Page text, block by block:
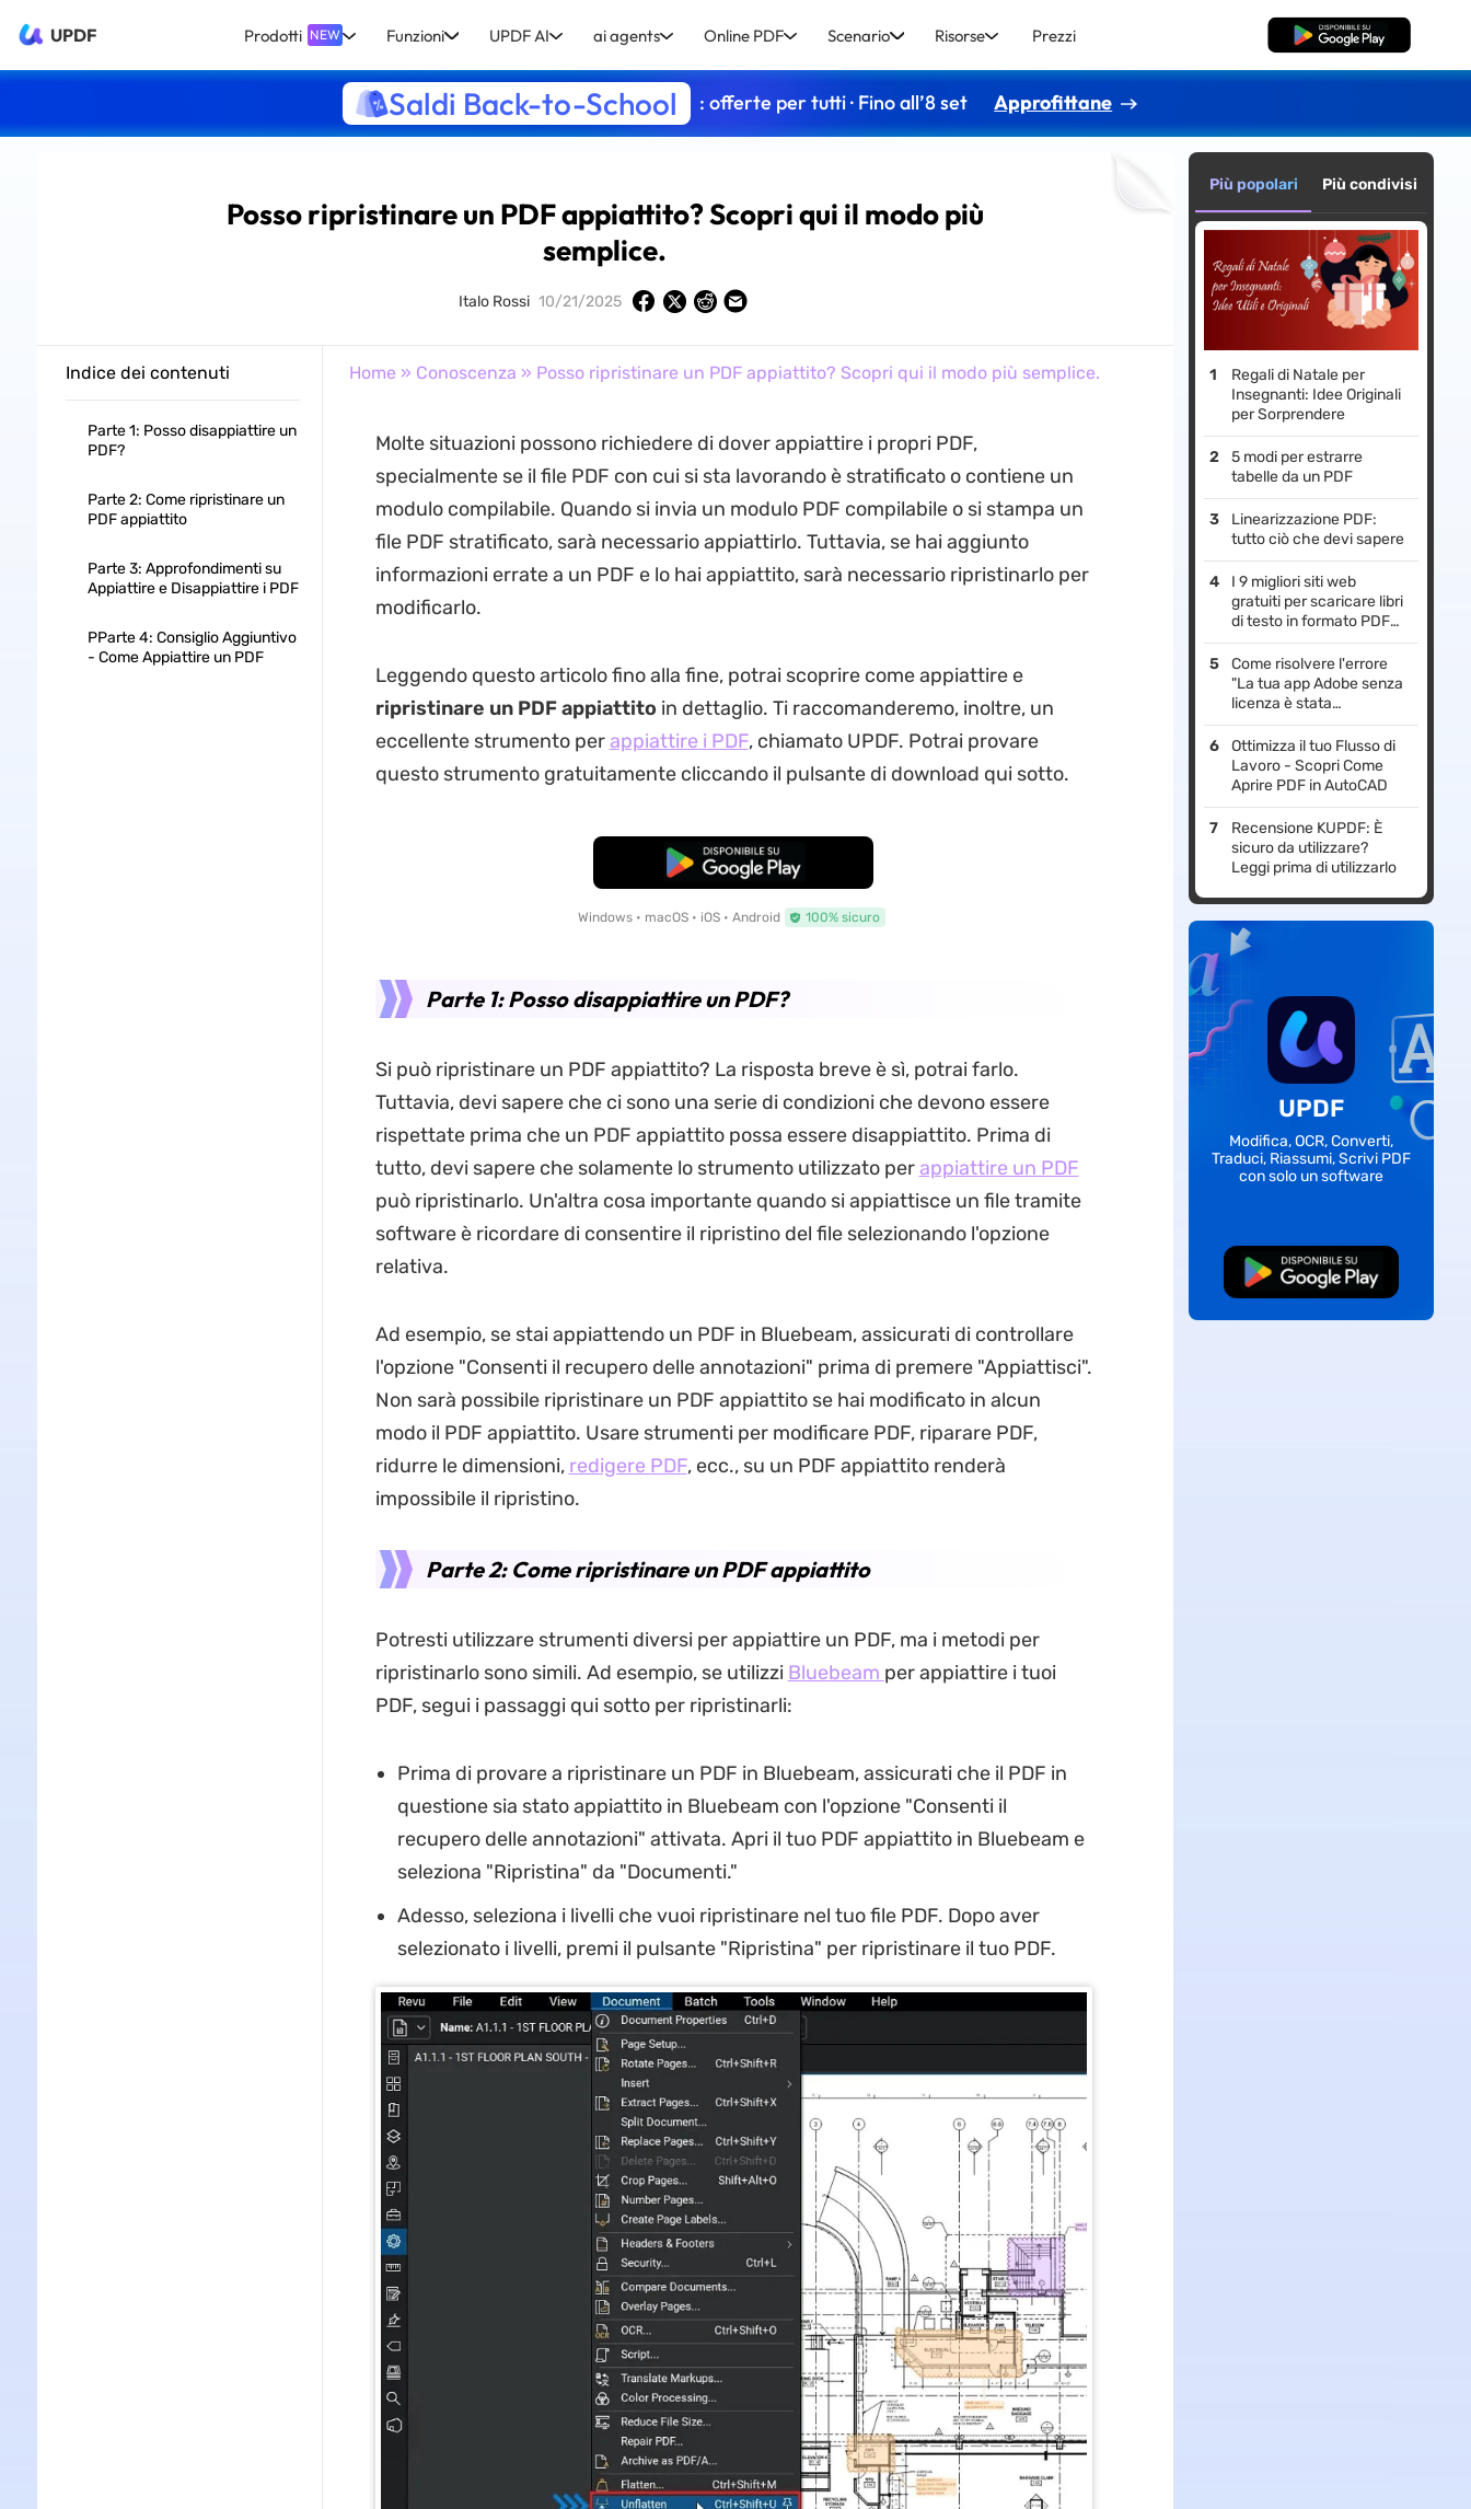
UPDF Prodotti NEW Funzioni UPDF AI ai agents Online PDF Scenario Risorse Prezzi Download Gratis
Saldi Back-to-School : offerte per tutti · Fino all’8 set Approfittane
Posso ripristinare un PDF appiattito? Scopri qui il modo più
semplice.
Italo Rossi 10/21/2025
Indice dei contenuti
Parte 1: Posso disappiattire un
PDF?
Parte 2: Come ripristinare un
PDF appiattito
Parte 3: Approfondimenti su
Appiattire e Disappiattire i PDF
PParte 4: Consiglio Aggiuntivo
- Come Appiattire un PDF
Home » Conoscenza » Posso ripristinare un PDF appiattito? Scopri qui il modo più semplice.
Molte situazioni possono richiedere di dover appiattire i propri PDF,
specialmente se il file PDF con cui si sta lavorando è stratificato o contiene un
modulo compilabile. Quando si invia un modulo PDF compilabile o si stampa un
file PDF stratificato, sarà necessario appiattirlo. Tuttavia, se hai aggiunto
informazioni errate a un PDF e lo hai appiattito, sarà necessario ripristinarlo per
modificarlo.
Leggendo questo articolo fino alla fine, potrai scoprire come appiattire e
ripristinare un PDF appiattito in dettaglio. Ti raccomanderemo, inoltre, un
eccellente strumento perappiattire i PDF, chiamato UPDF. Potrai provare
questo strumento gratuitamente cliccando il pulsante di download qui sotto.
Download Gratis
Windows • macOS • iOS • Android 100% sicuro
Parte 1: Posso disappiattire un PDF?
Si può ripristinare un PDF appiattito? La risposta breve è sì, potrai farlo.
Tuttavia, devi sapere che ci sono una serie di condizioni che devono essere
rispettate prima che un PDF appiattito possa essere disappiattito. Prima di
tutto, devi sapere che solamente lo strumento utilizzato perappiattire un PDF
può ripristinarlo. Un'altra cosa importante quando si appiattisce un file tramite
software è ricordare di consentire il ripristino del file selezionando l'opzione
relativa.
Ad esempio, se stai appiattendo un PDF in Bluebeam, assicurati di controllare
l'opzione "Consenti il recupero delle annotazioni" prima di premere "Appiattisci".
Non sarà possibile ripristinare un PDF appiattito se hai modificato in alcun
modo il PDF appiattito. Usare strumenti per modificare PDF, riparare PDF,
ridurre le dimensioni, redigere PDF, ecc., su un PDF appiattito renderà
impossibile il ripristino.
Parte 2: Come ripristinare un PDF appiattito
Potresti utilizzare strumenti diversi per appiattire un PDF, ma i metodi per
ripristinarlo sono simili. Ad esempio, se utilizzi Bluebeam per appiattire i tuoi
PDF, segui i passaggi qui sotto per ripristinarli:
Prima di provare a ripristinare un PDF in Bluebeam, assicurati che il PDF in
questione sia stato appiattito in Bluebeam con l'opzione "Consenti il
recupero delle annotazioni" attivata. Apri il tuo PDF appiattito in Bluebeam e
seleziona "Ripristina" da "Documenti."
Adesso, seleziona i livelli che vuoi ripristinare nel tuo file PDF. Dopo aver
selezionato i livelli, premi il pulsante "Ripristina" per ripristinare il tuo PDF.
Più popolari Più condivisi
Regali di Natale per
Insegnanti: Idee Originali
per Sorprendere
5 modi per estrarre
tabelle da un PDF
Linearizzazione PDF:
tutto ciò che devi sapere
I 9 migliori siti web
gratuiti per scaricare libri
di testo in formato PDF
2026
Come risolvere l'errore
"La tua app Adobe senza
licenza è stata
disabilitata"?
Ottimizza il tuo Flusso di
Lavoro - Scopri Come
Aprire PDF in AutoCAD
Recensione KUPDF: È
sicuro da utilizzare?
Leggi prima di utilizzarlo
UPDF
Modifica, OCR, Converti,
Traduci, Riassumi, Scrivi PDF
con solo un software
Download Gratis